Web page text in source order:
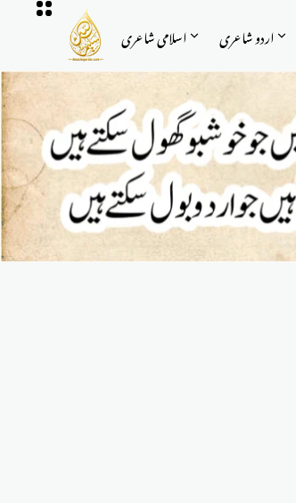
اسلامی شاعری اردو شاعری